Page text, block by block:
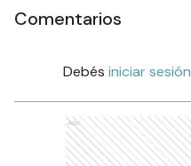
Comentarios
Debés iniciar sesión
Ads